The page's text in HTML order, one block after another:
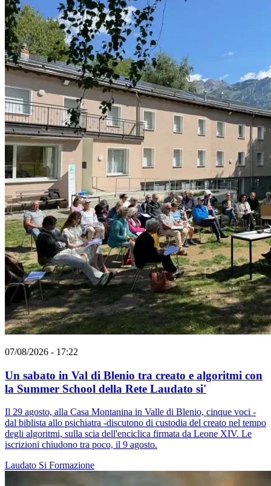
07/08/2026 - 17:22
Un sabato in Val di Blenio tra creato e algoritmi con
la Summer School della Rete Laudato si'
Il 29 agosto, alla Casa Montanina in Valle di Blenio, cinque voci -
dal biblista allo psichiatra -discutono di custodia del creato nel tempo
degli algoritmi, sulla scia dell'enciclica firmata da Leone XIV. Le
iscrizioni chiudono tra poco, il 9 agosto.
Laudato Si Formazione